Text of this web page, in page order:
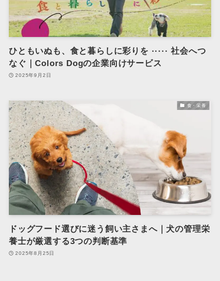
ひともいぬも、食と暮らしに彩りを ····· 社会へつ
なぐ｜Colors Dogの企業向けサービス
2025年9月2日
食・栄養
ドッグフード選びに迷う飼い主さまへ｜犬の管理栄
養士が厳選する3つの判断基準
2025年8月25日